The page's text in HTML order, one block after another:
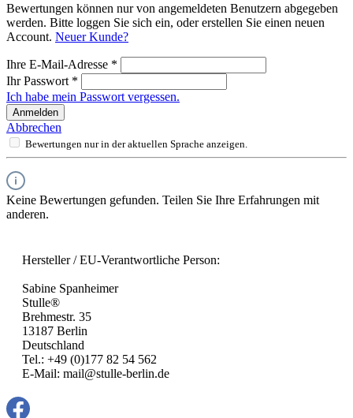
Bewertungen können nur von angemeldeten Benutzern abgegeben
werden. Bitte loggen Sie sich ein, oder erstellen Sie einen neuen
Account. Neuer Kunde?
Ihre E-Mail-Adresse *
Ihr Passwort *
Ich habe mein Passwort vergessen.
Anmelden
Abbrechen
Bewertungen nur in der aktuellen Sprache anzeigen.
Keine Bewertungen gefunden. Teilen Sie Ihre Erfahrungen mit
anderen.
Hersteller / EU-Verantwortliche Person:
Sabine Spanheimer
Stulle®
Brehmestr. 35
13187 Berlin
Deutschland
Tel.: +49 (0)177 82 54 562
E-Mail: mail@stulle-berlin.de